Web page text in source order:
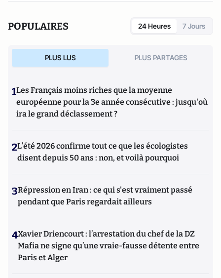
POPULAIRES 24 Heures 7 Jours
PLUS LUS PLUS PARTAGES
1Les Français moins riches que la moyenne
européenne pour la 3e année consécutive : jusqu'où
ira le grand déclassement ?
2L’été 2026 confirme tout ce que les écologistes
disent depuis 50 ans : non, et voilà pourquoi
3Répression en Iran : ce qui s'est vraiment passé
pendant que Paris regardait ailleurs
4Xavier Driencourt : l’arrestation du chef de la DZ
Mafia ne signe qu’une vraie-fausse détente entre
Paris et Alger